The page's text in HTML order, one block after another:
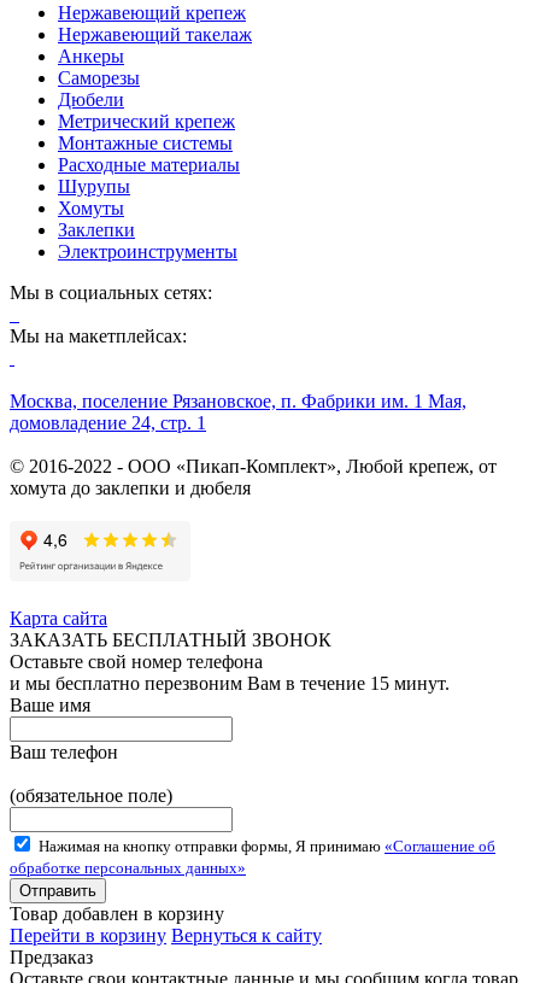
Нержавеющий крепеж
Нержавеющий такелаж
Анкеры
Саморезы
Дюбели
Метрический крепеж
Монтажные системы
Расходные материалы
Шурупы
Хомуты
Заклепки
Электроинструменты
Мы в социальных сетях:
Мы на макетплейсах:
Москва, поселение Рязановское, п. Фабрики им. 1 Мая,
домовладение 24, стр. 1
© 2016-2022 - ООО «Пикап-Комплект», Любой крепеж, от
хомута до заклепки и дюбеля
Карта сайта
ЗАКАЗАТЬ БЕСПЛАТНЫЙ ЗВОНОК
Оставьте свой номер телефона
и мы бесплатно перезвоним Вам в течение 15 минут.
Ваше имя
Ваш телефон
(обязательное поле)
Нажимая на кнопку отправки формы, Я принимаю «Соглашение об
обработке персональных данных»
Товар добавлен в корзину
Перейти в корзину Вернуться к сайту
Предзаказ
Оставьте свои контактные данные и мы сообщим когда товар